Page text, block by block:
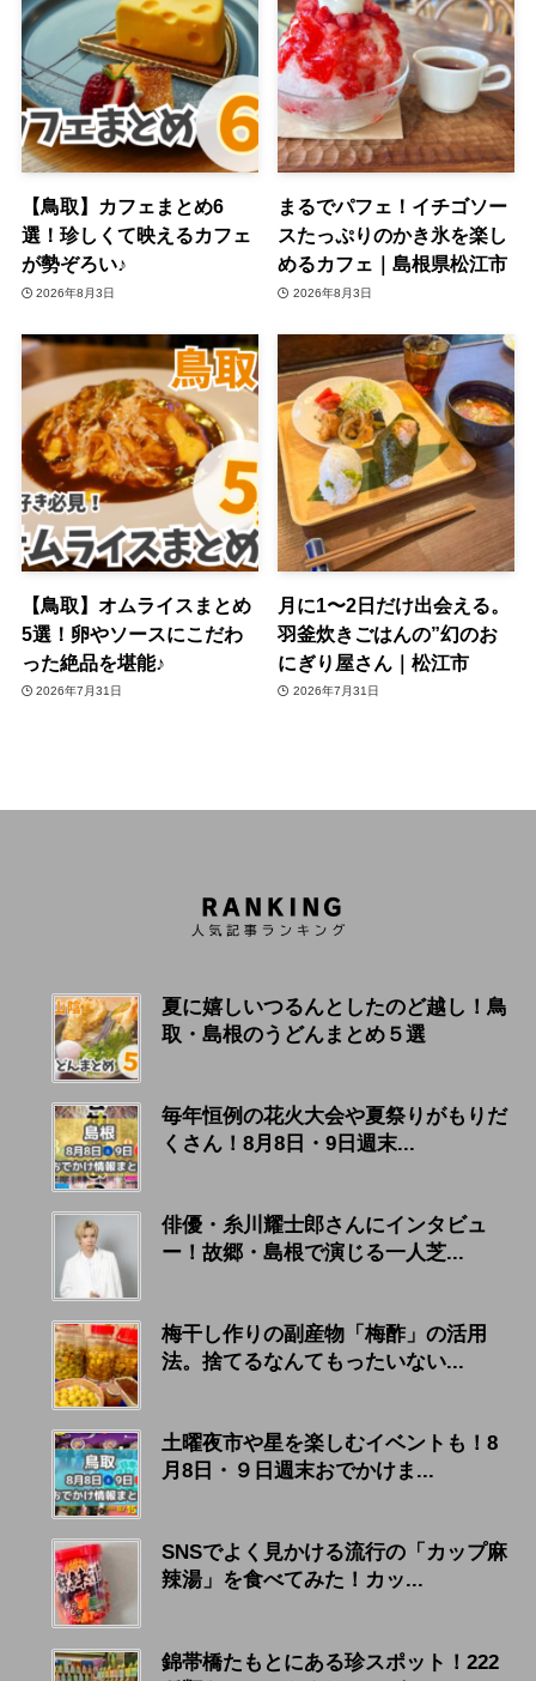
【鳥取】カフェまとめ6
選！珍しくて映えるカフェ
が勢ぞろい♪
2026年8月3日
まるでパフェ！イチゴソー
スたっぷりのかき氷を楽し
めるカフェ｜島根県松江市
2026年8月3日
【鳥取】オムライスまとめ
5選！卵やソースにこだわ
った絶品を堪能♪
2026年7月31日
月に1〜2日だけ出会える。
羽釜炊きごはんの”幻のお
にぎり屋さん｜松江市
2026年7月31日
夏に嬉しいつるんとしたのど越し！鳥
取・島根のうどんまとめ５選
毎年恒例の花火大会や夏祭りがもりだ
くさん！8月8日・9日週末...
俳優・糸川耀士郎さんにインタビュ
ー！故郷・島根で演じる一人芝...
梅干し作りの副産物「梅酢」の活用
法。捨てるなんてもったいない...
土曜夜市や星を楽しむイベントも！8
月8日・９日週末おでかけま...
SNSでよく見かける流行の「カップ麻
辣湯」を食べてみた！カッ...
錦帯橋たもとにある珍スポット！222